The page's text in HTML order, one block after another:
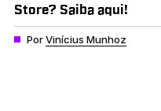
Store? Saiba aqui!
PorVinícius Munhoz